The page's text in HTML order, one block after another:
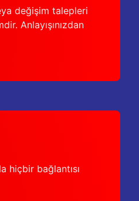
değişim talepleri
Anlayışınızdan
hiçbir bağlantısı